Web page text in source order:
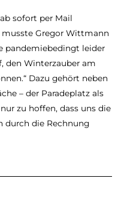
sofort per Mail
musste Gregor Wittmann
pandemiebedingt leider
den Winterzauber am
Dazu gehört neben
– der Paradeplatz als
zu hoffen, dass uns die
durch die Rechnung